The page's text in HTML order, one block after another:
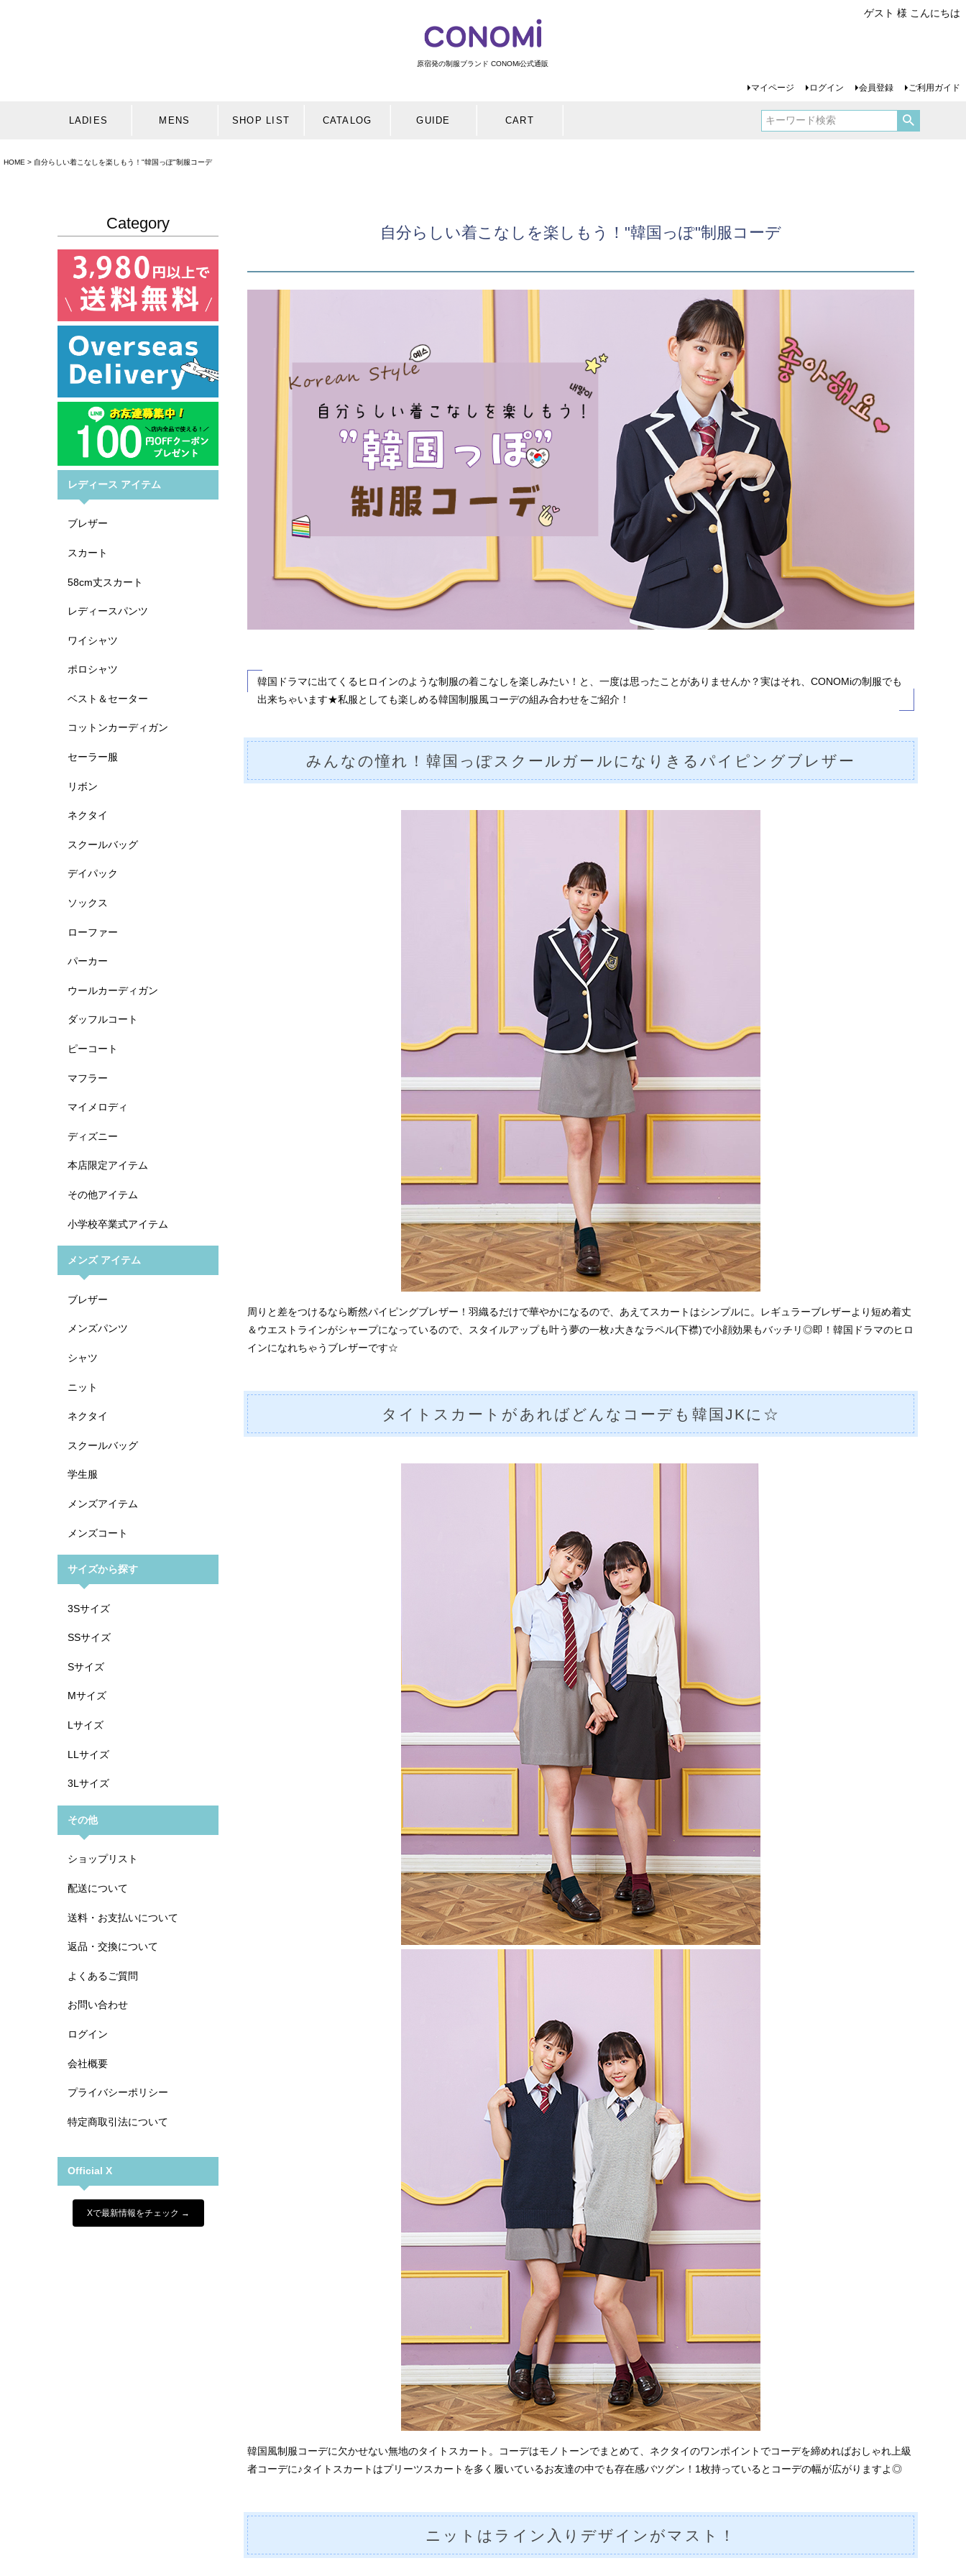
原宿発の制服ブランド CONOMi公式通販
ゲスト 様 こんにちは
マイページ ログイン 会員登録 ご利用ガイド
LADIES MENS SHOP LIST CATALOG GUIDE CART
HOME 自分らしい着こなしを楽しもう！"韓国っぽ"制服コーデ
Category
レディース アイテム
ブレザー
スカート
58cm丈スカート
レディースパンツ
ワイシャツ
ポロシャツ
ベスト＆セーター
コットンカーディガン
セーラー服
リボン
ネクタイ
スクールバッグ
デイパック
ソックス
ローファー
パーカー
ウールカーディガン
ダッフルコート
ピーコート
マフラー
マイメロディ
ディズニー
本店限定アイテム
その他アイテム
小学校卒業式アイテム
メンズ アイテム
ブレザー
メンズパンツ
シャツ
ニット
ネクタイ
スクールバッグ
学生服
メンズアイテム
メンズコート
サイズから探す
3Sサイズ
SSサイズ
Sサイズ
Mサイズ
Lサイズ
LLサイズ
3Lサイズ
その他
ショップリスト
配送について
送料・お支払いについて
返品・交換について
よくあるご質問
お問い合わせ
ログイン
会社概要
プライバシーポリシー
特定商取引法について
Official X
Xで最新情報をチェック →
自分らしい着こなしを楽しもう！"韓国っぽ"制服コーデ
韓国ドラマに出てくるヒロインのような制服の着こなしを楽しみたい！と、一度は思ったことがありませんか？実はそれ、CONOMiの制服でも
出来ちゃいます★私服としても楽しめる韓国制服風コーデの組み合わせをご紹介！
みんなの憧れ！韓国っぽスクールガールになりきるパイピングブレザー
周りと差をつけるなら断然パイピングブレザー！羽織るだけで華やかになるので、あえてスカートはシンプルに。レギュラーブレザーより短め着丈
＆ウエストラインがシャープになっているので、スタイルアップも叶う夢の一枚♪大きなラペル(下襟)で小顔効果もバッチリ◎即！韓国ドラマのヒロ
インになれちゃうブレザーです☆
タイトスカートがあればどんなコーデも韓国JKに☆
韓国風制服コーデに欠かせない無地のタイトスカート。コーデはモノトーンでまとめて、ネクタイのワンポイントでコーデを締めればおしゃれ上級
者コーデに♪タイトスカートはプリーツスカートを多く履いているお友達の中でも存在感バツグン！1枚持っているとコーデの幅が広がりますよ◎
ニットはライン入りデザインがマスト！